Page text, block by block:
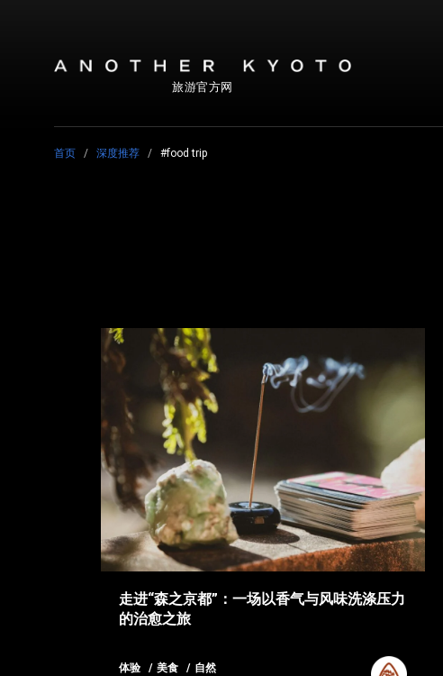
旅游官方网
首页 深度推荐 #food trip
走进“森之京都”：一场以香气与风味洗涤压力
的治愈之旅
体验 美食 自然